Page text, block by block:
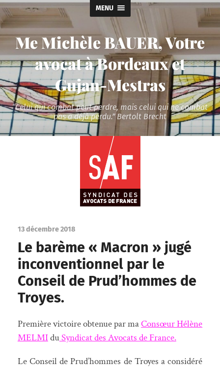
MENU
Me Michèle BAUER, Votre
avocat à Bordeaux et
Gujan-Mestras
“Celui qui combat peut perdre, mais celui qui ne combat
pas a déjà perdu.” Bertolt Brecht
13 décembre 2018
Le barème « Macron » jugé
inconventionnel par le
Conseil de Prud’hommes de
Troyes.
Première victoire obtenue par maConsœur Hélène
MELMIduSyndicat des Avocats de France.
Le Conseil de Prud’hommes de Troyes a considéré